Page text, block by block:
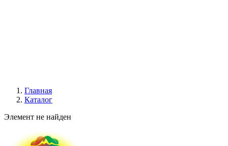
Главная
Каталог
Элемент не найден